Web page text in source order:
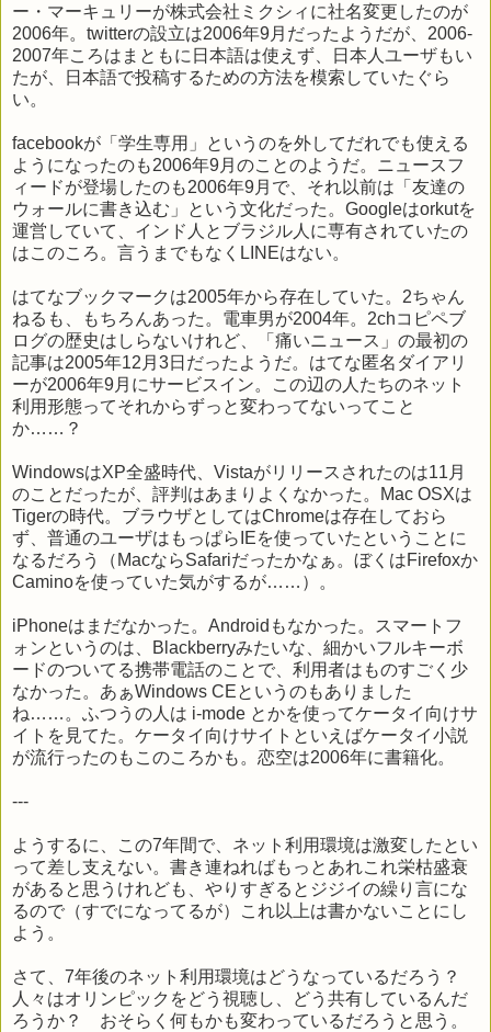
ー・マーキュリーが株式会社ミクシィに社名変更したのが
2006年。twitterの設立は2006年9月だったようだが、2006-
2007年ころはまともに日本語は使えず、日本人ユーザもい
たが、日本語で投稿するための方法を模索していたぐら
い。
facebookが「学生専用」というのを外してだれでも使える
ようになったのも2006年9月のことのようだ。ニュースフ
ィードが登場したのも2006年9月で、それ以前は「友達の
ウォールに書き込む」という文化だった。Googleはorkutを
運営していて、インド人とブラジル人に専有されていたの
はこのころ。言うまでもなくLINEはない。
はてなブックマークは2005年から存在していた。2ちゃん
ねるも、もちろんあった。電車男が2004年。2chコピペブ
ログの歴史はしらないけれど、「痛いニュース」の最初の
記事は2005年12月3日だったようだ。はてな匿名ダイアリ
ーが2006年9月にサービスイン。この辺の人たちのネット
利用形態ってそれからずっと変わってないってこと
か……？
WindowsはXP全盛時代、Vistaがリリースされたのは11月
のことだったが、評判はあまりよくなかった。Mac OSXは
Tigerの時代。ブラウザとしてはChromeは存在しておら
ず、普通のユーザはもっぱらIEを使っていたということに
なるだろう（MacならSafariだったかなぁ。ぼくはFirefoxか
Caminoを使っていた気がするが……）。
iPhoneはまだなかった。Androidもなかった。スマートフ
ォンというのは、Blackberryみたいな、細かいフルキーボ
ードのついてる携帯電話のことで、利用者はものすごく少
なかった。あぁWindows CEというのもありました
ね……。ふつうの人は i-mode とかを使ってケータイ向けサ
イトを見てた。ケータイ向けサイトといえばケータイ小説
が流行ったのもこのころかも。恋空は2006年に書籍化。
---
ようするに、この7年間で、ネット利用環境は激変したとい
って差し支えない。書き連ねればもっとあれこれ栄枯盛衰
があると思うけれども、やりすぎるとジジイの繰り言にな
るので（すでになってるが）これ以上は書かないことにし
よう。
さて、7年後のネット利用環境はどうなっているだろう？
人々はオリンピックをどう視聴し、どう共有しているんだ
ろうか？ おそらく何もかも変わっているだろうと思う。